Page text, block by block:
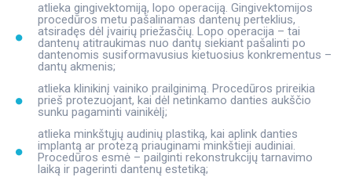
atlieka gingivektomiją, lopo operaciją. Gingivektomijos
procedūros metu pašalinamas dantenų perteklius,
atsiradęs dėl įvairių priežasčių. Lopo operacija – tai
dantenų atitraukimas nuo dantų siekiant pašalinti po
dantenomis susiformavusius kietuosius konkrementus –
dantų akmenis;
atlieka klinikinį vainiko prailginimą. Procedūros prireikia
prieš protezuojant, kai dėl netinkamo danties aukščio
sunku pagaminti vainikėlį;
atlieka minkštųjų audinių plastiką, kai aplink danties
implantą ar protezą priauginami minkštieji audiniai.
Procedūros esmė – pailginti rekonstrukcijų tarnavimo
laiką ir pagerinti dantenų estetiką;